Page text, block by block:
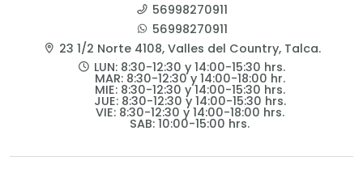
56998270911
56998270911
23 1/2 Norte 4108, Valles del Country, Talca.
LUN: 8:30-12:30 y 14:00-15:30 hrs.
MAR: 8:30-12:30 y 14:00-18:00 hr.
MIE: 8:30-12:30 y 14:00-15:30 hrs.
JUE: 8:30-12:30 y 14:00-15:30 hrs.
VIE: 8:30-12:30 y 14:00-18:00 hrs.
SAB: 10:00-15:00 hrs.